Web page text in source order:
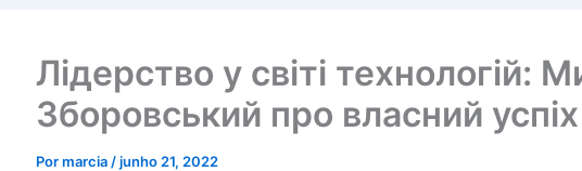
Лідерство у світі технологій:
Зборовський про власний успіх
Pormarcia /junho 21, 2022